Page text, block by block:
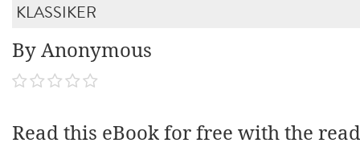
KLASSIKER
By Anonymous
Read this eBook for free with the